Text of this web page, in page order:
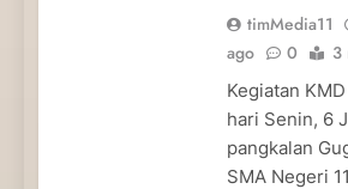
timMedia11
ago
0 3
Kegiatan
hari Senin, 6
pangkalan
SMA Negeri